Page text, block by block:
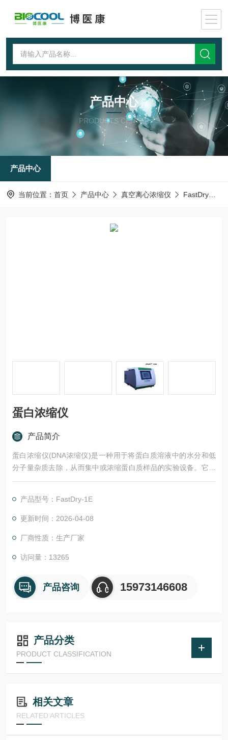
产品中心
PRODUCTS CENTER
产品中心
当前位置： 首页 产品中心 真空离心浓缩仪 FastDry系列离心浓缩仪
蛋白浓缩仪
产品简介
蛋白浓缩仪(DNA浓缩仪)是一种用于将蛋白质溶液中的水分和低
分子量杂质去除，从而集中或浓缩蛋白质样品的实验设备。它通
常使用纤维素膜、聚酰胺凝胶或离子交换树脂等材料来实现蛋白
来控制浓缩效果。
产品型号：FastDry-1E
更新时间：2026-04-08
厂商性质：生产厂家
访问量：13265
产品咨询 15973146608
产品分类
PRODUCT CLASSIFICATION
相关文章
RELATED ARTICLES